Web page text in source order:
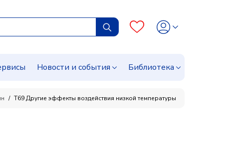
Новости и события Библиотека
T69 Другие эффекты воздействия низкой температуры